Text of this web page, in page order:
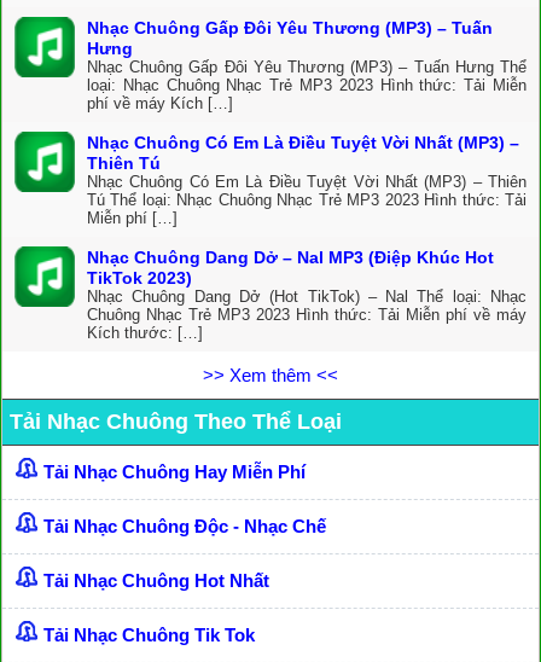
Nhạc Chuông Gấp Đôi Yêu Thương (MP3) – Tuấn
Hưng
Nhạc Chuông Gấp Đôi Yêu Thương (MP3) – Tuấn Hưng Thể
loại: Nhạc Chuông Nhạc Trẻ MP3 2023 Hình thức: Tải Miễn
phí về máy Kích […]
Nhạc Chuông Có Em Là Điều Tuyệt Vời Nhất (MP3) –
Thiên Tú
Nhạc Chuông Có Em Là Điều Tuyệt Vời Nhất (MP3) – Thiên
Tú Thể loại: Nhạc Chuông Nhạc Trẻ MP3 2023 Hình thức: Tải
Miễn phí […]
Nhạc Chuông Dang Dở – Nal MP3 (Điệp Khúc Hot
TikTok 2023)
Nhạc Chuông Dang Dở (Hot TikTok) – Nal Thể loại: Nhạc
Chuông Nhạc Trẻ MP3 2023 Hình thức: Tải Miễn phí về máy
Kích thước: […]
>> Xem thêm <<
Tải Nhạc Chuông Theo Thể Loại
Tải Nhạc Chuông Hay Miễn Phí
Tải Nhạc Chuông Độc - Nhạc Chế
Tải Nhạc Chuông Hot Nhất
Tải Nhạc Chuông Tik Tok